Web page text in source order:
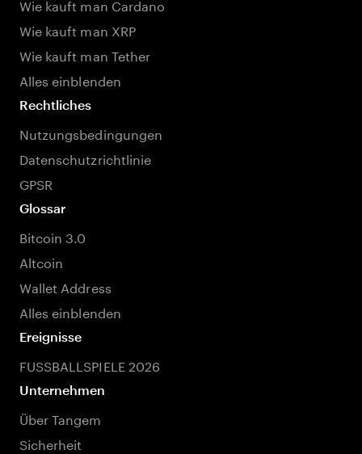
Wie kauft man Cardano
Wie kauft man XRP
Wie kauft man Tether
Alles einblenden
Rechtliches
Nutzungsbedingungen
Datenschutzrichtlinie
GPSR
Glossar
Bitcoin 3.0
Altcoin
Wallet Address
Alles einblenden
Ereignisse
FUSSBALLSPIELE 2026
Unternehmen
Über Tangem
Sicherheit